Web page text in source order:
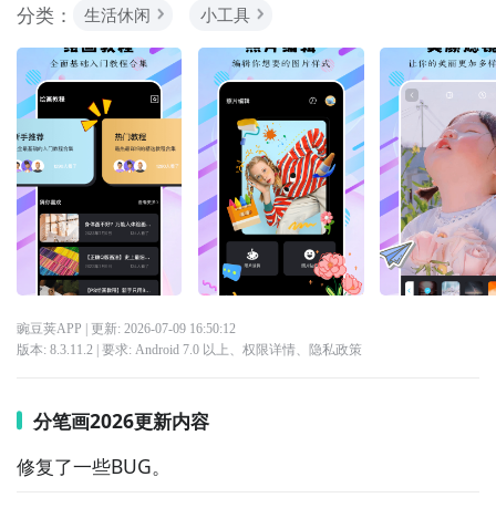
分类：
生活休闲 小工具
豌豆荚APP | 更新: 2026-07-09 16:50:12
版本: 8.3.11.2| 要求: Android 7.0 以上、 权限详情、 隐私政策
分笔画2026更新内容
修复了一些BUG。